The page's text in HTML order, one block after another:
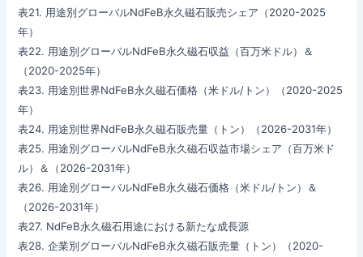
表21. 用途別グローバルNdFeB永久磁石販売シェア（2020-2025
年）
表22. 用途別グローバルNdFeB永久磁石収益（百万米ドル）＆
（2020-2025年）
表23. 用途別世界NdFeB永久磁石価格（米ドル/トン）（2020-2025
年）
表24. 用途別世界NdFeB永久磁石販売量（トン）（2026-2031年）
表25. 用途別グローバルNdFeB永久磁石収益市場シェア（百万米ド
ル）＆（2026-2031年）
表26. 用途別グローバルNdFeB永久磁石価格（米ドル/トン）＆
（2026-2031年）
表27. NdFeB永久磁石用途における新たな成長源
表28. 企業別グローバルNdFeB永久磁石販売量（トン）（2020-